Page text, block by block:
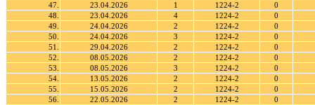
47.
23.04.2026 1 1224-2
0
48.
23.04.2026 4 1224-2
0
49.
24.04.2026 2 1224-2
0
50.
24.04.2026 3 1224-2
0
51.
29.04.2026 2 1224-2
0
52.
08.05.2026 2 1224-2
0
53.
08.05.2026 3 1224-2
0
54.
13.05.2026 2 1224-2
0
55.
15.05.2026 2 1224-2
0
56.
22.05.2026 2 1224-2
0